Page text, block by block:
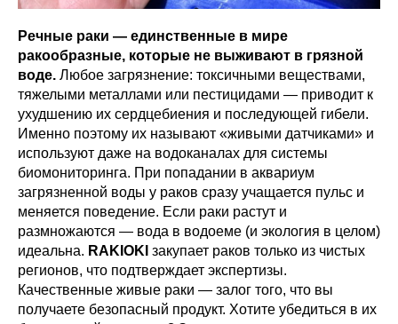
Речные раки — единственные в мире
ракообразные, которые не выживают в грязной
воде. Любое загрязнение: токсичными веществами,
тяжелыми металлами или пестицидами — приводит к
ухудшению их сердцебиения и последующей гибели.
Именно поэтому их называют «живыми датчиками» и
используют даже на водоканалах для системы
биомониторинга. При попадании в аквариум
загрязненной воды у раков сразу учащается пульс и
меняется поведение. Если раки растут и
размножаются — вода в водоеме (и экология в целом)
идеальна. RAKIOKI закупает раков только из чистых
регионов, что подтверждает экспертизы.
Качественные живые раки — залог того, что вы
получаете безопасный продукт. Хотите убедиться в их